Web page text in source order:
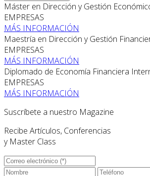
Máster en Dirección y Gestión
EMPRESAS
MÁS INFORMACIÓN
Maestría en Dirección y Gestión
EMPRESAS
MÁS INFORMACIÓN
Diplomado de Economía Financiera
EMPRESAS
MÁS INFORMACIÓN
Suscríbete a nuestro Magazine
Recibe Artículos, Conferencias
y Master Class